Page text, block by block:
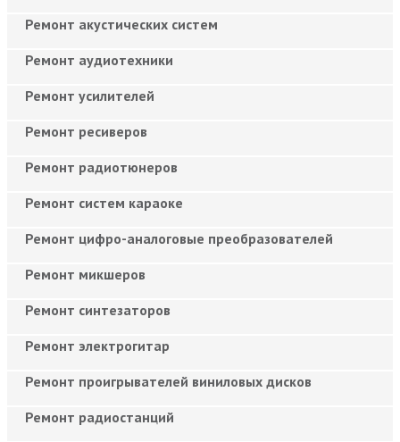
Ремонт акустических систем
Ремонт аудиотехники
Ремонт усилителей
Ремонт ресиверов
Ремонт радиотюнеров
Ремонт систем караоке
Ремонт цифро-аналоговые преобразователей
Ремонт микшеров
Ремонт синтезаторов
Ремонт электрогитар
Ремонт проигрывателей виниловых дисков
Ремонт радиостанций